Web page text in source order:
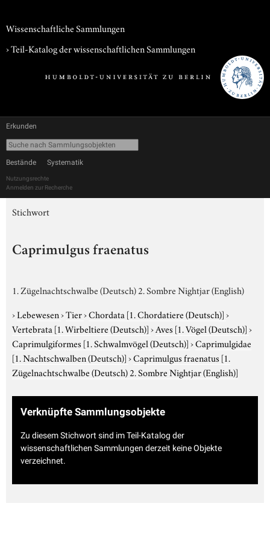
Wissenschaftliche Sammlungen
› Teil-Katalog der wissenschaftlichen Sammlungen
Erkunden
Bestände Systematik
Nutzungsrechte
Anmelden zur Recherche
Stichwort
Caprimulgus fraenatus
1. Zügelnachtschwalbe (Deutsch) 2. Sombre Nightjar (English)
›Lebewesen›Tier›Chordata [1. Chordatiere (Deutsch)]›
Vertebrata [1. Wirbeltiere (Deutsch)]›Aves [1. Vögel (Deutsch)]›
Caprimulgiformes [1. Schwalmvögel (Deutsch)]›Caprimulgidae
[1. Nachtschwalben (Deutsch)]›Caprimulgus fraenatus [1.
Zügelnachtschwalbe (Deutsch) 2. Sombre Nightjar (English)]
Verknüpfte Sammlungsobjekte
Zu diesem Stichwort sind im Teil-Katalog der
wissenschaftlichen Sammlungen derzeit keine Objekte
verzeichnet.